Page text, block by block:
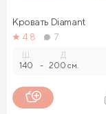
Кровать Diamant
4.8
7
Ш.
140 -
Д.
200 см.